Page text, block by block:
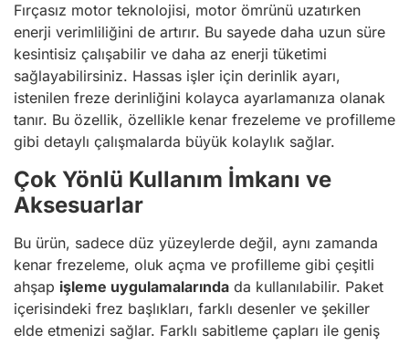
Fırçasız motor teknolojisi, motor ömrünü uzatırken
enerji verimliliğini de artırır. Bu sayede daha uzun süre
kesintisiz çalışabilir ve daha az enerji tüketimi
sağlayabilirsiniz. Hassas işler için derinlik ayarı,
istenilen freze derinliğini kolayca ayarlamanıza olanak
tanır. Bu özellik, özellikle kenar frezeleme ve profilleme
gibi detaylı çalışmalarda büyük kolaylık sağlar.
Çok Yönlü Kullanım İmkanı ve
Aksesuarlar
Bu ürün, sadece düz yüzeylerde değil, aynı zamanda
kenar frezeleme, oluk açma ve profilleme gibi çeşitli
ahşap işleme uygulamalarında da kullanılabilir. Paket
içerisindeki frez başlıkları, farklı desenler ve şekiller
elde etmenizi sağlar. Farklı sabitleme çapları ile geniş